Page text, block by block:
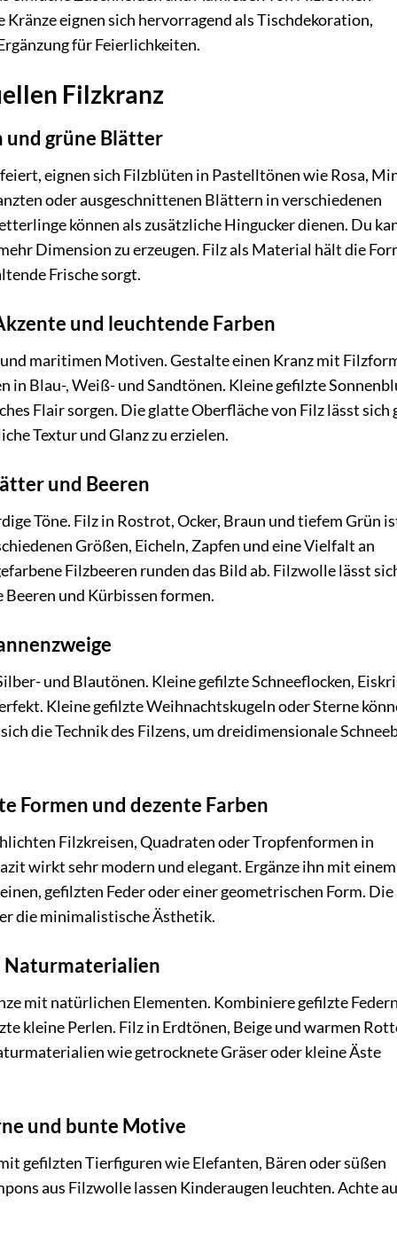
eignen sich hervorragend als Tischdekoration,
für Feierlichkeiten.
Filzkranz
und grüne Blätter
eignen sich Filzblüten in Pastelltönen wie Rosa,
oder ausgeschnittenen Blättern in verschiedenen
können als zusätzliche Hingucker dienen. Du
Dimension zu erzeugen. Filz als Material hält die
Frische sorgt.
und leuchtende Farben
maritimen Motiven. Gestalte einen Kranz mit
in Blau-, Weiß- und Sandtönen. Kleine gefilzte
Flair sorgen. Die glatte Oberfläche von Filz lässt sich
Textur und Glanz zu erzielen.
und Beeren
Töne. Filz in Rostrot, Ocker, Braun und tiefem Grün
Größen, Eicheln, Zapfen und eine Vielfalt an
Filzbeeren runden das Bild ab. Filzwolle lässt
und Kürbissen formen.
und Blautönen. Kleine gefilzte Schneeflocken,
Kleine gefilzte Weihnachtskugeln oder Sterne
die Technik des Filzens, um dreidimensionale
Formen und dezente Farben
Filzkreisen, Quadraten oder Tropfenformen in
wirkt sehr modern und elegant. Ergänze ihn mit einem
gefilzten Feder oder einer geometrischen Form. Die
die minimalistische Ästhetik.
Naturmaterialien
mit natürlichen Elementen. Kombiniere gefilzte
kleine Perlen. Filz in Erdtönen, Beige und warmen
wie getrocknete Gräser oder kleine Äste
und bunte Motive
gefilzten Tierfiguren wie Elefanten, Bären oder süßen
aus Filzwolle lassen Kinderaugen leuchten. Achte